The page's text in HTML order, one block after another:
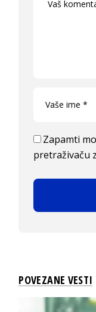
Zapamti
pretraživaču
POVEZANE VESTI